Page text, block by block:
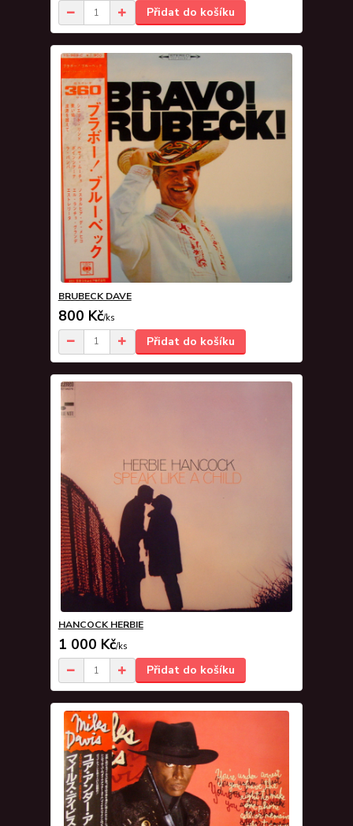
Přidat do košíku
BRUBECK DAVE
800 Kč/ks
Přidat do košíku
HANCOCK HERBIE
1 000 Kč/ks
Přidat do košíku